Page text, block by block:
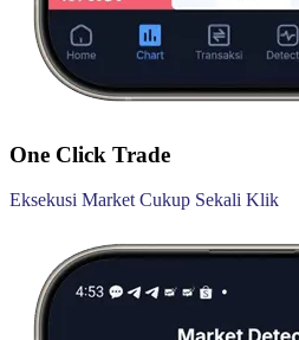
One Click Trade
Eksekusi Market Cukup Sekali Klik